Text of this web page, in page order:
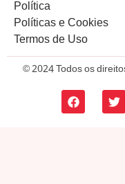
Política
Políticas e Cookies
Termos de Uso
© 2024 Todos os